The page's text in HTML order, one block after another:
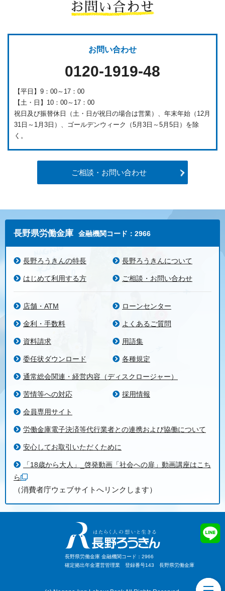
お問い合わせ
お問い合わせ
0120-1919-48
【平日】9：00～17：00
【土・日】10：00～17：00
祝日及び振替休日（土・日が祝日の場合は営業）、年末年始（12月
31日～1月3日）、ゴールデンウィーク（5月3日～5月5日）を除
く。
ご相談・お問い合わせ
長野県労働金庫 金融機関コード：2966
長野ろうきんの特長 長野ろうきんについて
はじめて利用する方 ご相談・お問い合わせ
店舗・ATM ローンセンター
金利・手数料 よくあるご質問
資料請求 用語集
委任状ダウンロード 各種規定
通常総会関連・経営内容（ディスクロージャー）
苦情等への対応 採用情報
会員専用サイト
労働金庫電子決済等代行業者との連携および協働について
安心してお取引いただくために
「18歳から大人」_啓発動画「社会への扉」動画講座はこち
ら
（消費者庁ウェブサイトへリンクします）
長野県労働金庫 金融機関コード：2966
確定拠出年金運営管理業 登録番号143 長野県労働金庫
toggle